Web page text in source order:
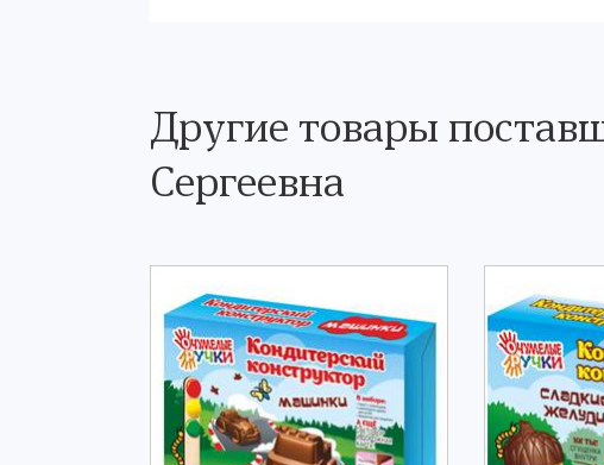
Другие товары
Сергеевна